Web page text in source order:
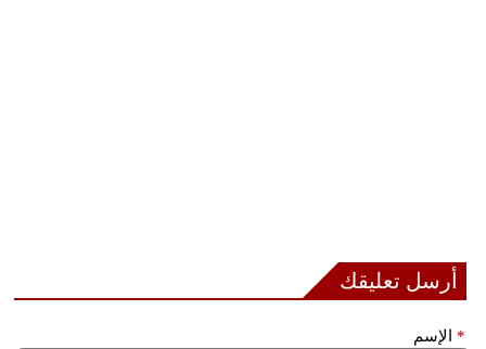
أرسل تعليقك
الإسم *